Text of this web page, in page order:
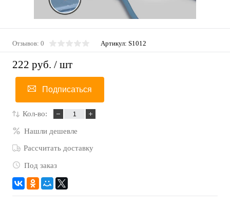
Отзывов: 0 Артикул: S1012
222 руб. / шт
Подписаться
Кол-во:
Нашли дешевле
Рассчитать доставку
Под заказ